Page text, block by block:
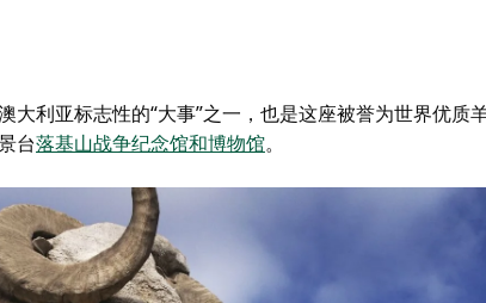
利亚标志性的“大事”之一，也是这座被誉为世界优质
台落基山战争纪念馆和博物馆。